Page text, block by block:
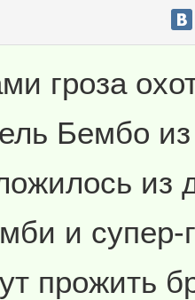
гроза
Бембо
из
и супер-
прожить